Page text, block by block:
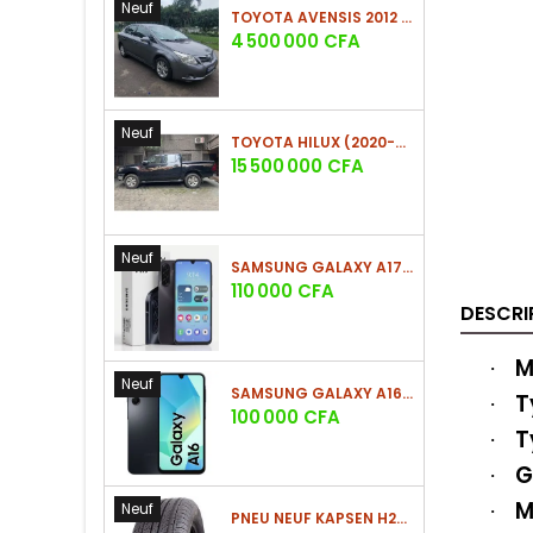
Neuf TOYOTA AVENSIS 2012 (PHASE 2)
Prix
4 500 000 CFA
Neuf TOYOTA HILUX (2020-2021)
Prix
15 500 000 CFA
Neuf SAMSUNG GALAXY A17 (4GO/128GO)
Prix
110 000 CFA
Neuf SAMSUNG GALAXY A16 4G (4GO/128GO)
Prix
100 000 CFA
Neuf PNEU NEUF KAPSEN H202 225/60 R18 100H
·
·
·
·
·